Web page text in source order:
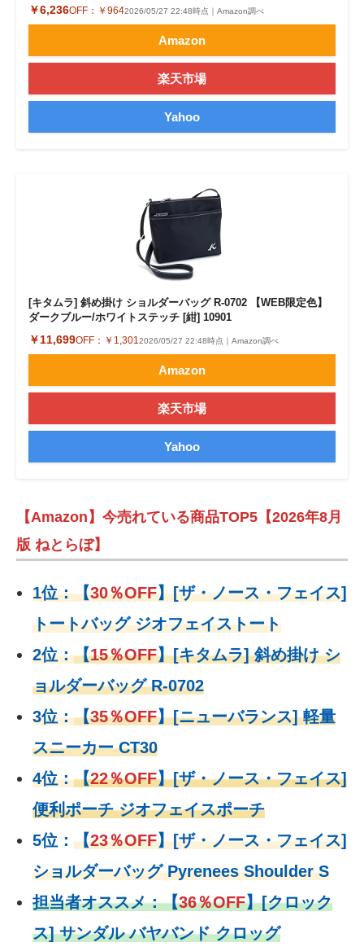
￥6,236OFF： ￥9642026/05/27 22:48時点｜Amazon調べ
Amazon
楽天市場
Yahoo
[キタムラ] 斜め掛け ショルダーバッグ R-0702 【WEB限定色】
ダークブルー/ホワイトステッチ [紺] 10901
￥11,699OFF： ￥1,3012026/05/27 22:48時点｜Amazon調べ
Amazon
楽天市場
Yahoo
【Amazon】今売れている商品TOP5【2026年8月
版 ねとらぼ】
1位：【30％OFF】[ザ・ノース・フェイス]
トートバッグ ジオフェイストート
2位：【15％OFF】[キタムラ] 斜め掛け シ
ョルダーバッグ R-0702
3位：【35％OFF】[ニューバランス] 軽量
スニーカー CT30
4位：【22％OFF】[ザ・ノース・フェイス]
便利ポーチ ジオフェイスポーチ
5位： 【23％OFF】[ザ・ノース・フェイス]
ショルダーバッグ Pyrenees Shoulder S
担当者オススメ：【36％OFF】[クロック
ス] サンダル バヤバンド クロッグ